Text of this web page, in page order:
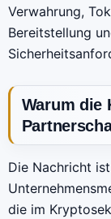
Verwahrung,
Bereitstellung
Warum die
Die Nachricht
die im